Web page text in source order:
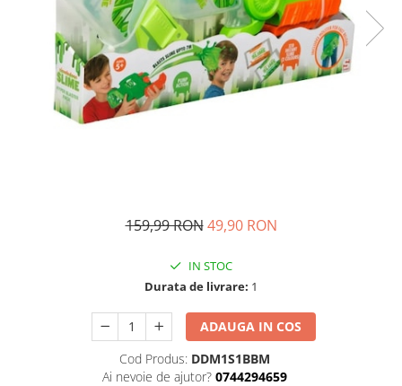
Harti de perete si globuri
pamantesti
Plastilina
Librarie online
Fictiune
Manuale si auxiliare scolare
Jucarii, Copii & Bebe
Cadite bebe si accesorii baie
Creme si lotiuni de corp copii
Olite si reductoare WC
159,99 RON 49,90 RON
IN STOC
Durata de livrare: 1
ADAUGA IN COS
Cod Produs: DDM1S1BBM
Ai nevoie de ajutor? 0744294659